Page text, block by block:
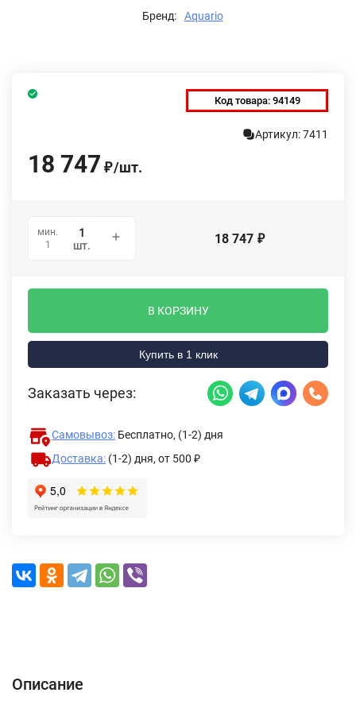
Бренд: Aquario
Код товара: 94149
Артикул: 7411
18 747 ₽/шт.
мин.
1
шт. 18 747 ₽
В КОРЗИНУ
Купить в 1 клик
Заказать через:
Самовывоз: Бесплатно, (1-2) дня
Доставка: (1-2) дня, от 500 ₽
Описание